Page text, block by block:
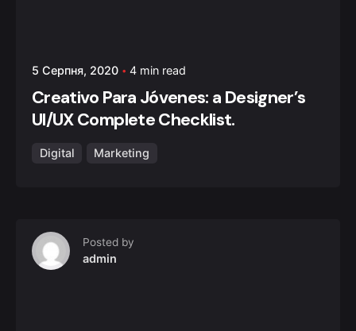
5 Серпня, 2020 4 min read
Creativo Para Jóvenes: a Designer’s
UI/UX Complete Checklist.
Digital Marketing
Posted by
admin